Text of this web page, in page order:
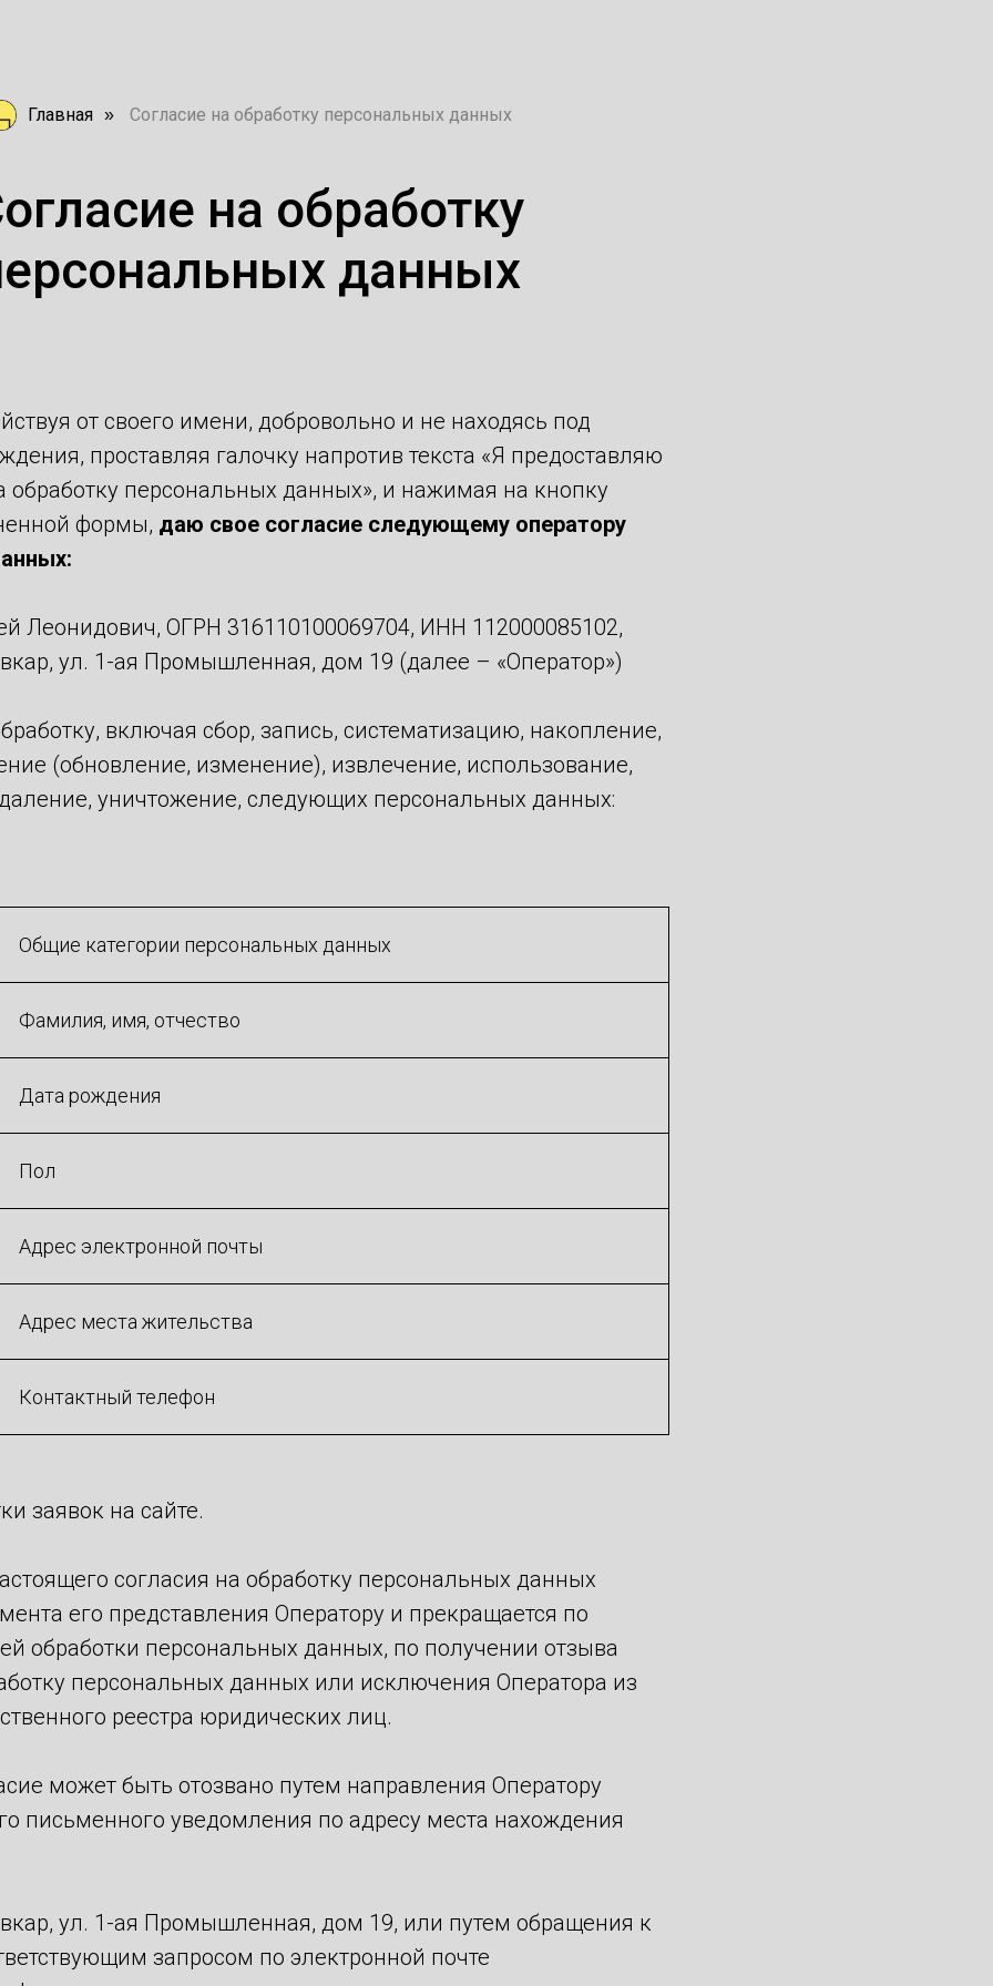
Главная » Согласие на обработку персональных данных
на обработку
данных
от своего имени, добровольно и не находясь под
проставляя галочку напротив текста «Я предоставляю
обработку персональных данных», и нажимая на кнопку
формы, даю свое согласие следующему оператору
Леонидович, ОГРН 316110100069704, ИНН 112000085102,
ул. 1-ая Промышленная, дом 19 (далее – «Оператор»)
включая сбор, запись, систематизацию, накопление,
(обновление, изменение), извлечение, использование,
уничтожение, следующих персональных данных:
Общие категории персональных данных
Фамилия, имя, отчество
Дата рождения
Пол
Адрес электронной почты
Адрес места жительства
Контактный телефон
заявок на сайте.
согласия на обработку персональных данных
его представления Оператору и прекращается по
обработки персональных данных, по получении отзыва
персональных данных или исключения Оператора из
реестра юридических лиц.
может быть отозвано путем направления Оператору
письменного уведомления по адресу места нахождения
ул. 1-ая Промышленная, дом 19, или путем обращения к
запросом по электронной почте